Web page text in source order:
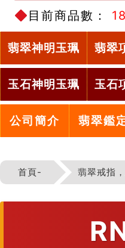
目前商品數：
翡翠神明玉珮 翡翠
玉石神明玉珮 玉石
公司簡介 翡翠鑑
首頁- 翡翠戒指